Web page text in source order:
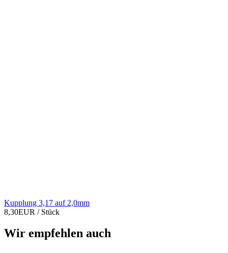
Kupplung 3,17 auf 2,0mm
8,30EUR / Stück
Wir empfehlen auch